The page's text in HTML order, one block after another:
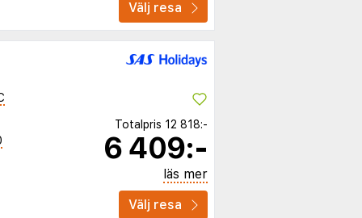
Välj resa
Totalpris 12 818:-
6 409:-
läs mer
Välj resa